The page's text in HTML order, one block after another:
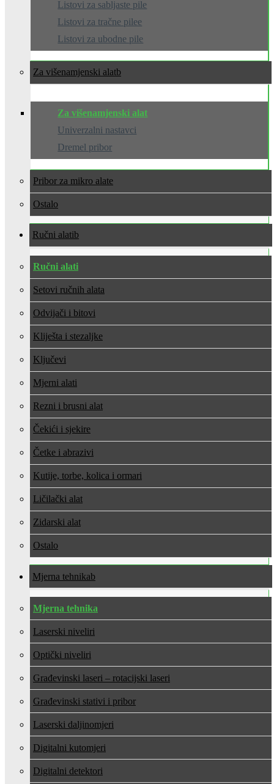
Listovi za sabljaste pile
Listovi za tračne pilee
Listovi za ubodne pile
Za višenamjenski alat
Za višenamjenski alat
Univerzalni nastavci
Dremel pribor
Pribor za mikro alate
Ostalo
Ručni alati
Ručni alati
Setovi ručnih alata
Odvijači i bitovi
Kliješta i stezaljke
Ključevi
Mjerni alati
Rezni i brusni alat
Čekići i sjekire
Četke i abrazivi
Kutije, torbe, kolica i ormari
Ličilački alat
Zidarski alat
Ostalo
Mjerna tehnika
Mjerna tehnika
Laserski niveliri
Optički niveliri
Građevinski laseri – rotacijski laseri
Građevinski stativi i pribor
Laserski daljinomjeri
Digitalni kutomjeri
Digitalni detektori